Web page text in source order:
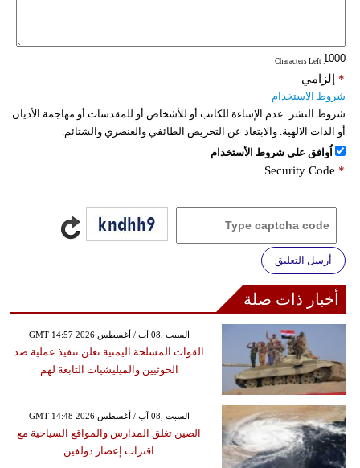
: Characters Left
إلزامي *
شروط الاستخدام
شروط النشر: عدم الإساءة للكاتب أو للأشخاص أو للمقدسات أو مهاجمة الأديان
أو الذات الالهية. والابتعاد عن التحريض الطائفي والعنصري والشتائم.
اُوافق على شروط الأستخدام
Security Code *
أرسل التعليق
أخبار ذات صلة
GMT 14:57 2026 السبت ,08 آب / أغسطس
القوات المسلحة اليمنية تعلن تنفيذ عملية ضد
الحوثيين والميليشيات التابعة لهم
GMT 14:48 2026 السبت ,08 آب / أغسطس
الصين تغلق المدارس والمواقع السياحية مع
اقتراب إعصار دولفين